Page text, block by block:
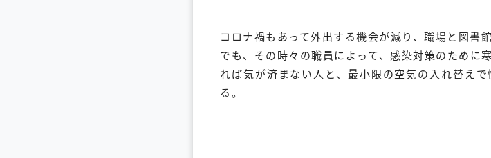
コロナ禍もあって外出する機会が減り、職場と図書
でも、その時々の職員によって、感染対策のために
れば気が済まない人と、最小限の空気の入れ替え
る。